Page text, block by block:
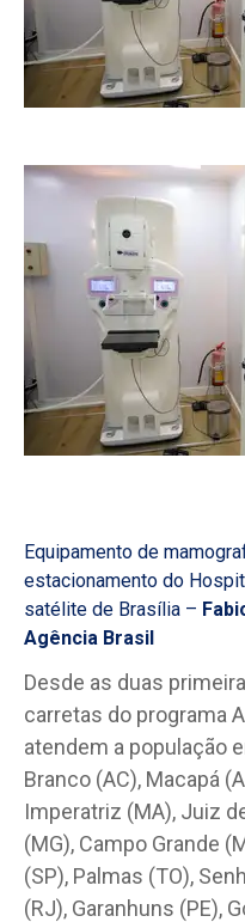
Equipamento de
estacionamento do
satélite de Brasília –
Agência Brasil
Desde as duas
carretas do programa
atendem a população
Branco (AC), Macapá
Imperatriz (MA), Juiz
(MG), Campo Grande
(SP), Palmas (TO),
(RJ), Garanhuns (PE),